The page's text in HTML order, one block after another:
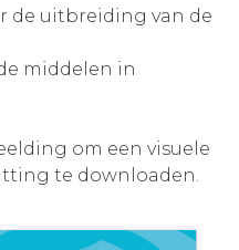
de uitbreiding van de
middelen in
om een visuele
te downloaden.